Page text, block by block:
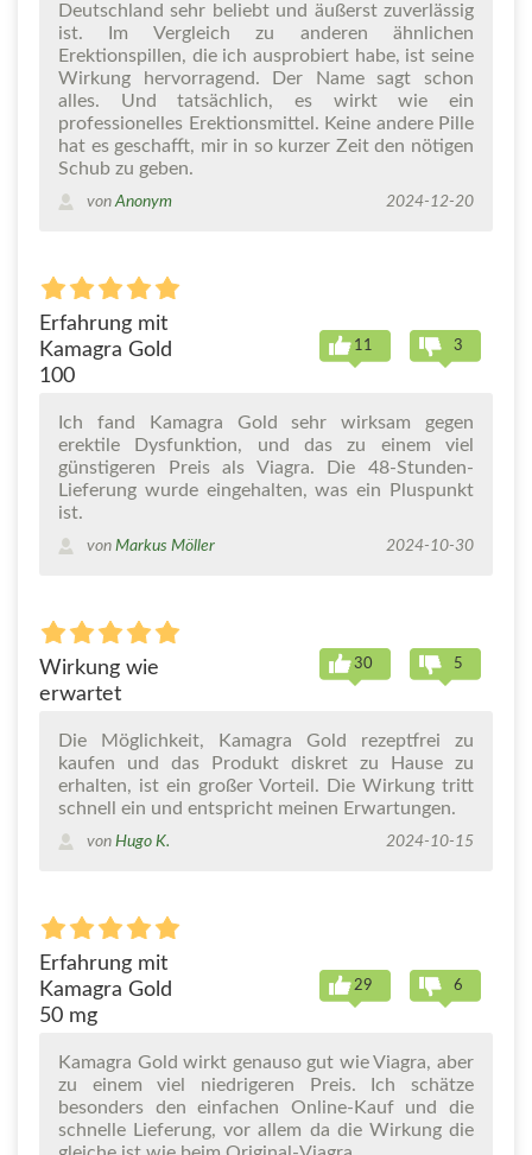
Deutschland sehr beliebt und äußerst zuverlässig
ist. Im Vergleich zu anderen ähnlichen
Erektionspillen, die ich ausprobiert habe, ist seine
Wirkung hervorragend. Der Name sagt schon
alles. Und tatsächlich, es wirkt wie ein
professionelles Erektionsmittel. Keine andere Pille
hat es geschafft, mir in so kurzer Zeit den nötigen
Schub zu geben.
vonAnonym 2024-12-20
Erfahrung mit
Kamagra Gold
100
11 3
Ich fand Kamagra Gold sehr wirksam gegen
erektile Dysfunktion, und das zu einem viel
günstigeren Preis als Viagra. Die 48-Stunden-
Lieferung wurde eingehalten, was ein Pluspunkt
ist.
von Markus Möller 2024-10-30
Wirkung wie
erwartet
30 5
Die Möglichkeit, Kamagra Gold rezeptfrei zu
kaufen und das Produkt diskret zu Hause zu
erhalten, ist ein großer Vorteil. Die Wirkung tritt
schnell ein und entspricht meinen Erwartungen.
von Hugo K. 2024-10-15
Erfahrung mit
Kamagra Gold
50 mg
29 6
Kamagra Gold wirkt genauso gut wie Viagra, aber
zu einem viel niedrigeren Preis. Ich schätze
besonders den einfachen Online-Kauf und die
schnelle Lieferung, vor allem da die Wirkung die